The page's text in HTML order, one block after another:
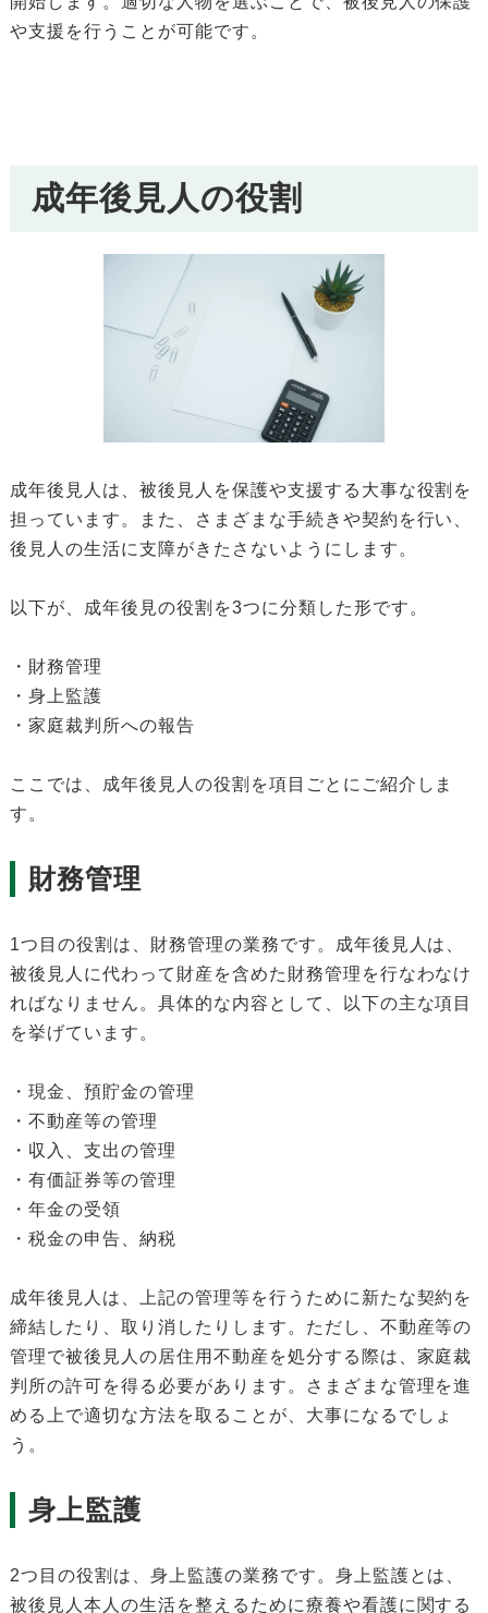
や支援を行うことが可能です。
成年後見人の役割
成年後見人は、被後見人を保護や支援する大事な役割を
担っています。また、さまざまな手続きや契約を行い、
後見人の生活に支障がきたさないようにします。
以下が、成年後見の役割を3つに分類した形です。
・財務管理
・身上監護
・家庭裁判所への報告
ここでは、成年後見人の役割を項目ごとにご紹介しま
す。
財務管理
1つ目の役割は、財務管理の業務です。成年後見人は、
被後見人に代わって財産を含めた財務管理を行なわなけ
ればなりません。具体的な内容として、以下の主な項目
を挙げています。
・現金、預貯金の管理
・不動産等の管理
・収入、支出の管理
・有価証券等の管理
・年金の受領
・税金の申告、納税
成年後見人は、上記の管理等を行うために新たな契約を
締結したり、取り消したりします。ただし、不動産等の
管理で被後見人の居住用不動産を処分する際は、家庭裁
判所の許可を得る必要があります。さまざまな管理を進
める上で適切な方法を取ることが、大事になるでしょ
う。
身上監護
2つ目の役割は、身上監護の業務です。身上監護とは、
被後見人本人の生活を整えるために療養や看護に関する